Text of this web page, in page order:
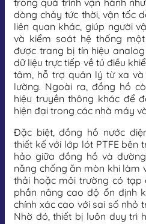
trong quá trình vận hành
dòng chảy tức thời, vận tốc
liên quan khác, giúp người
và kiểm soát hệ thống
được trang bị tín hiệu
dữ liệu trực tiếp về tủ điều
tâm, hỗ trợ quản lý từ xa
lường. Ngoài ra, đồng hồ
hiệu truyền thông khác để
hiện đại trong các nhà máy
Đặc biệt, đồng hồ nước
thiết kế với lớp lót PTFE bên
hảo giữa đồng hồ và
năng chống ăn mòn khi làm
thải hoặc môi trường có
phần nâng cao độ ổn định
chính xác cao với sai số nhỏ
Nhờ đó, thiết bị luôn duy trì